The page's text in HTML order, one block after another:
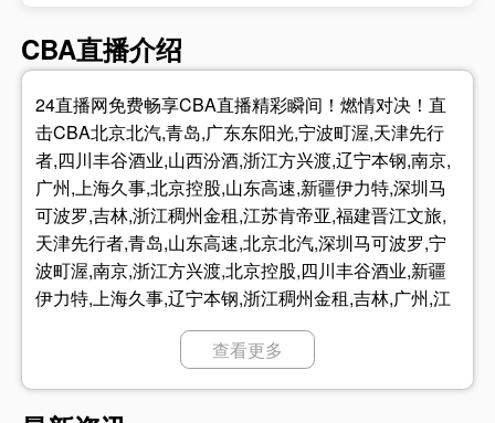
CBA直播介绍
24直播网免费畅享CBA直播精彩瞬间！燃情对决！直
击CBA北京北汽,青岛,广东东阳光,宁波町渥,天津先行
者,四川丰谷酒业,山西汾酒,浙江方兴渡,辽宁本钢,南京,
广州,上海久事,北京控股,山东高速,新疆伊力特,深圳马
可波罗,吉林,浙江稠州金租,江苏肯帝亚,福建晋江文旅,
天津先行者,青岛,山东高速,北京北汽,深圳马可波罗,宁
波町渥,南京,浙江方兴渡,北京控股,四川丰谷酒业,新疆
伊力特,上海久事,辽宁本钢,浙江稠州金租,吉林,广州,江
苏肯帝亚,山西汾酒,广东东阳光,福建晋江文旅,深圳马
可波罗,山东高速,青岛,北京北汽,浙江方兴渡,北京控股,
广东东阳光,上海久事,辽宁本钢,江苏肯帝亚,四川丰谷
查看更多